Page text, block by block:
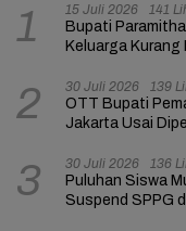
1 15 Juli 2026 141
Bupati
Keluarga
2 30 Juli 2026 139
OTT Bupati
Jakarta Usai
3 30 Juli 2026 136
Puluhan Siswa
Suspend SPPG